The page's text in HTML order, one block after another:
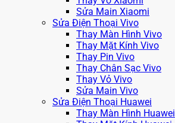
Sửa Main Xiaomi
Sửa Điện Thoại Vivo
Thay Màn Hình Vivo
Thay Mặt Kính Vivo
Thay Pin Vivo
Thay Chân Sạc Vivo
Thay Vỏ Vivo
Sửa Main Vivo
Sửa Điện Thoại Huawei
Thay Màn Hình Huawei